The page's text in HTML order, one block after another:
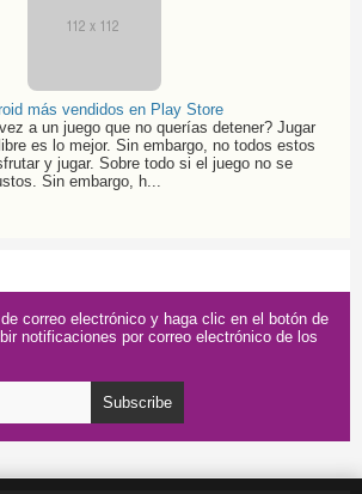
más vendidos en Play Store
a un juego que no querías detener? Jugar
es lo mejor. Sin embargo, no todos estos
y jugar. Sobre todo si el juego no se
Sin embargo, h...
correo electrónico y haga clic en el botón de
notificaciones por correo electrónico de los
Subscribe